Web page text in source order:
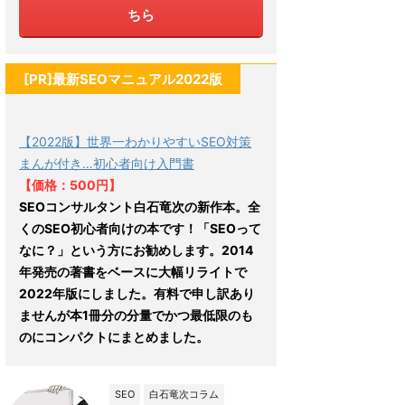
ちら
[PR]最新SEOマニュアル2022版
【2022版】世界一わかりやすいSEO対策
まんが付き…初心者向け入門書
【価格：500円】
SEOコンサルタント白石竜次の新作本。全
くのSEO初心者向けの本です！「SEOって
なに？」という方にお勧めします。2014
年発売の著書をベースに大幅リライトで
2022年版にしました。有料で申し訳あり
ませんが本1冊分の分量でかつ最低限のも
のにコンパクトにまとめました。
SEO 白石竜次コラム